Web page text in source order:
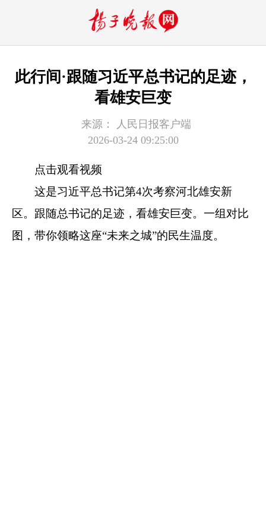
此行间·跟随习近平总书记的足迹，
看雄安巨变
来源：
人民日报客户端
2026-03-24 09:25:00
点击观看视频
这是习近平总书记第4次考察河北雄安新
区。跟随总书记的足迹，看雄安巨变。一组对比
图，带你领略这座“未来之城”的民生温度。